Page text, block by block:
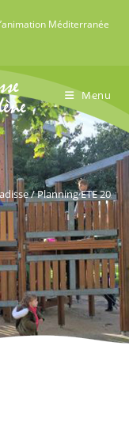
Méditerranée
Menu
/ Planning ETE 2020